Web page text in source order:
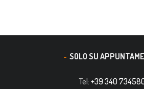
SOLO SU
Tel: +39 340